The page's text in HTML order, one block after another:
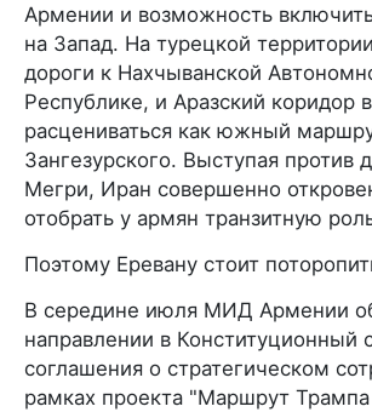
Армении и возможность
на Запад. На турецкой
дороги к Нахчыванской
Республике, и Аразский коридор
расцениваться как южный
Зангезурского. Выступая против
Мегри, Иран совершенно
отобрать у армян транзитную
Поэтому Еревану стоит
В середине июля МИД Армении
направлении в Конституционный
соглашения о стратегическом
рамках проекта "Маршрут